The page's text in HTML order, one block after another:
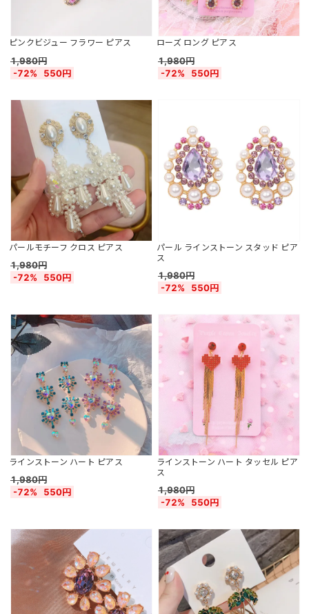
ピンクビジュー フラワー ピアス
1,980円
-72%
550円
ローズ ロング ピアス
1,980円
-72%
550円
パールモチーフ クロス ピアス
1,980円
-72%
550円
パール ラインストーン スタッド ピア
ス
1,980円
-72%
550円
ラインストーン ハート ピアス
1,980円
-72%
550円
ラインストーン ハート タッセル ピア
ス
1,980円
-72%
550円